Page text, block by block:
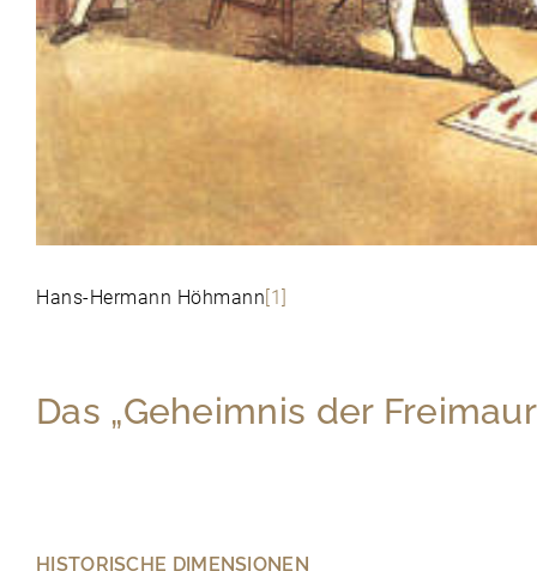
VS-Intern
Hans-Hermann Höhmann[1]
Das „Geheimnis der
HISTORISCHE DIMENSIONEN